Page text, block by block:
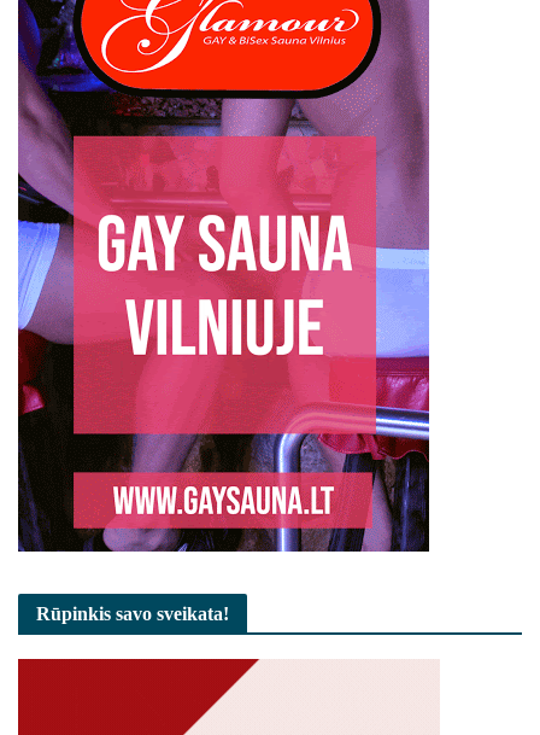
Rūpinkis savo sveikata!